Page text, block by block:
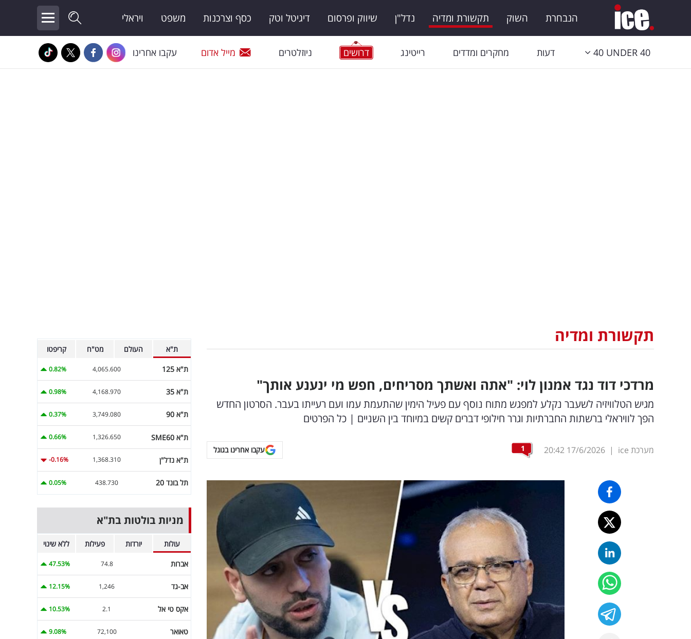
הנבחרת השוק תקשורת ומדיה נדל"ן שיווק ופרסום דיגיטל וטק כסף וצרכנות משפט ויראלי
40 UNDER 40 דעות מחקרים ומדדים רייטינג דרושים ניוזלטרים מייל אדום עקבו אחרינו
תקשורת ומדיה
מרדכי דוד נגד אמנון לוי: "אתה ואשתך מסריחים, חפש מי ינענע אותך"
מגיש הטלוויזיה לשעבר נקלע למפגש מתוח נוסף עם פעיל הימין שהתעמת עמו ועם רעייתו בעבר. הסרטון החדש
הפך לוויראלי ברשתות החברתיות וגרר חילופי דברים קשים במיוחד בין השניים | כל הפרטים
מערכת ice |
17/6/2026
20:42
1 עקבו אחרינו בגוגל
ת"א העולם מט"ח קריפטו
ת"א 125 4,065.600
0.82%
ת"א 35 4,168.970
0.98%
ת"א 90 3,749.080
0.37%
ת"א SME60 1,326.650
0.66%
ת"א נדל"ן 1,368.310
-0.16%
תל בונד 20 438.730
0.05%
מניות בולטות בת"א
עולות יורדות פעילות ללא שינוי
אברות 74.8
47.53%
אב-גד 1,246
12.15%
אקס טי אל 2.1
10.53%
טאואר 72,100
9.08%